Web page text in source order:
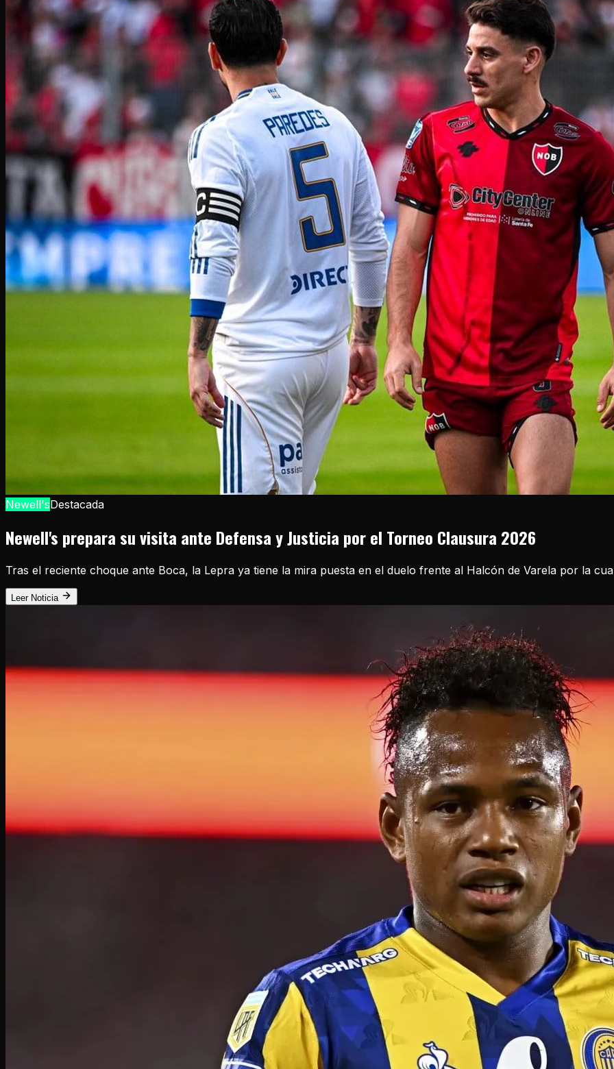
Newell'sDestacada
Newell's prepara su visita ante Defensa y Justicia por el Torneo Clausura 2026
Tras el reciente choque ante Boca, la Lepra ya tiene la mira puesta en el duelo frente al Halcón de Varela por la
Leer Noticia